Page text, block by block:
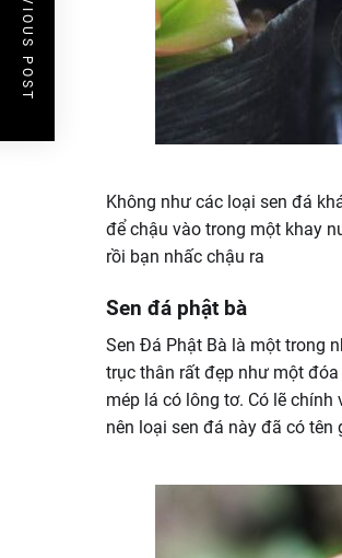
Không như các loại sen đá
để chậu vào trong một khay
rồi bạn nhấc chậu ra
Sen đá phật bà
Sen Đá Phật Bà là một trong
trục thân rất đẹp như một
mép lá có lông tơ. Có lẽ
nên loại sen đá này đã có tên
PREVIOUS POST